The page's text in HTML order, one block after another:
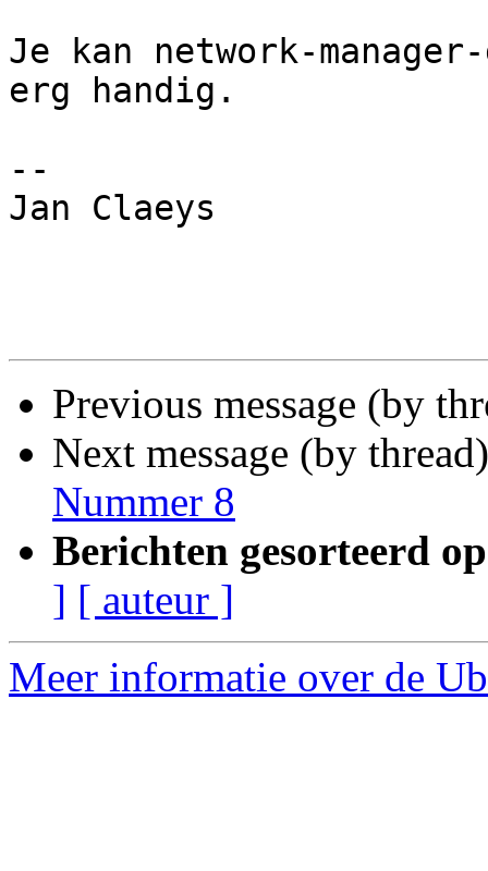
Je kan network-
erg handig.
--
Jan Claeys
Previous message (by
Next message (by
Nummer 8
Berichten gesorteerd
] [ auteur ]
Meer informatie over de